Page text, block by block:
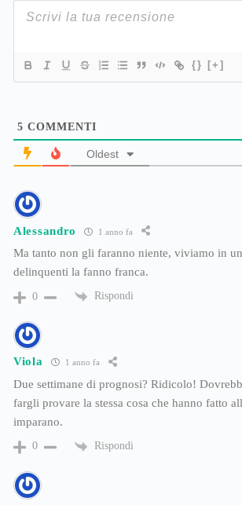
{} [+]
5 COMMENTI
Oldest
Alessandro 1 anno fa
Ma tanto non gli faranno niente, viviamo in
delinquenti la fanno franca.
0 Rispondi
Viola 1 anno fa
Due settimane di prognosi? Ridicolo!
fargli provare la stessa cosa che hanno fatto
imparano.
0 Rispondi